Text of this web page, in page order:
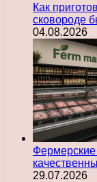
Как
сковороде
04.08.2026
Фермерские
29.07.2026